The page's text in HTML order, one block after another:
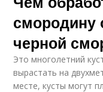
смородину
черной
Это многолетний
вырастать на
месте, кусты могут